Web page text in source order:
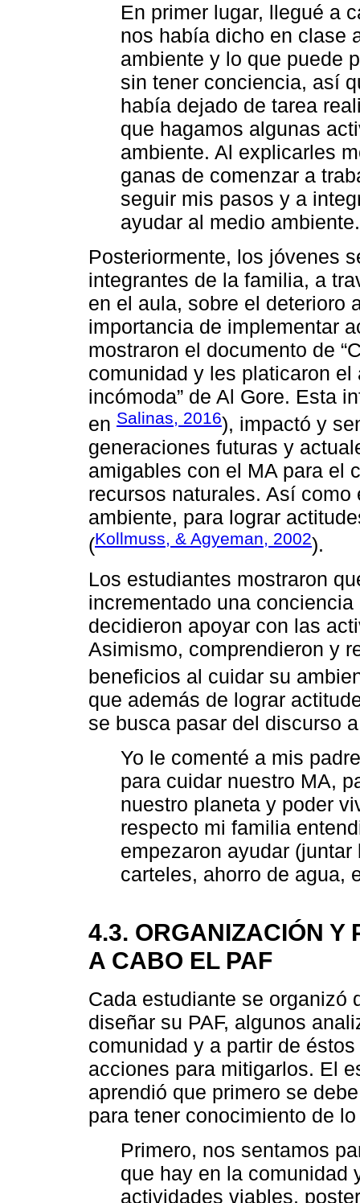
En primer lugar, llegué a
nos había dicho en clase
ambiente y lo que puede
sin tener conciencia, así
había dejado de tarea
que hagamos algunas
ambiente. Al explicarles
ganas de comenzar a
seguir mis pasos y a
ayudar al medio
Posteriormente, los jóvenes
integrantes de la familia, a
en el aula, sobre el deterioro
importancia de implementar
mostraron el documento de
comunidad y les platicaron el
incómoda” de Al Gore. Esta
en Salinas, 2016), impactó y
generaciones futuras y
amigables con el MA para el
recursos naturales. Así
ambiente, para lograr
(Kollmuss, & Agyeman, 2002).
Los estudiantes mostraron
incrementado una
decidieron apoyar con las
Asimismo, comprendieron y
beneficios al cuidar su
que además de lograr
se busca pasar del discurso
Yo le comenté a mis
para cuidar nuestro MA,
nuestro planeta y poder
respecto mi familia
empezaron ayudar
carteles, ahorro de agua,
4.3. ORGANIZACIÓN Y
A CABO EL PAF
Cada estudiante se organizó
diseñar su PAF, algunos
comunidad y a partir de
acciones para mitigarlos. El
aprendió que primero se
para tener conocimiento de
Primero, nos sentamos
que hay en la comunidad
actividades viables,